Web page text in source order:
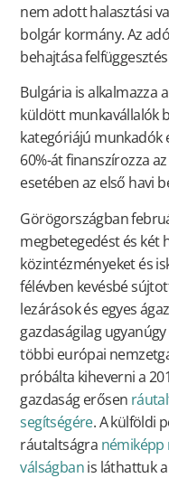
nem adott halasztási
bolgár kormány. Az
behajtása
Bulgária is alkalmazza
küldött munkavállalók
kategóriájú munkadók
60%-át finanszírozza
esetében az első havi
Görögországban
megbetegedést és két
közintézményeket és
félévben kevésbé
lezárások és egyes
gazdaságilag
többi európai
próbálta kiheverni a
gazdaság erősen
segítségére. A külföldi
ráutaltságra némiképp
válságbanis láthattuk a